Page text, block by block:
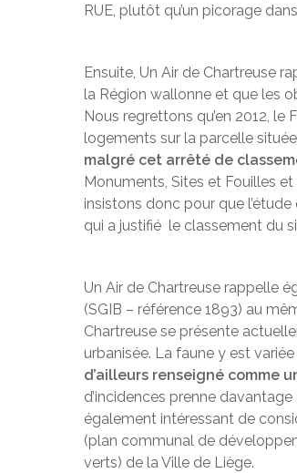
RUE, plutôt qu’un picorage
Ensuite, Un Air de Chartreuse
la Région wallonne et que les
Nous regrettons qu’en 2012,
logements sur la parcelle
malgré cet arrêté de
Monuments, Sites et Fouilles
insistons donc pour que
qui a justifié le classement du
Un Air de Chartreuse rappelle
(SGIB – référence 1893) au
Chartreuse se présente
urbanisée. La faune y est
d’ailleurs renseigné comme
d’incidences prenne
également intéressant de
(plan communal de
verts) de la Ville de Liège.